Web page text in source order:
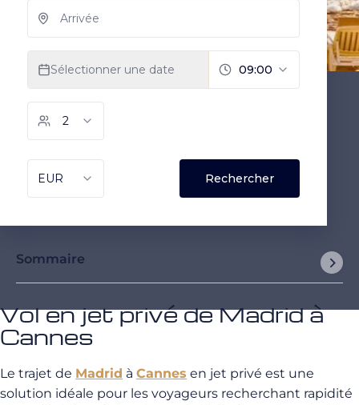
Sommaire
Vol en jet privé de Madrid à
Cannes
Le trajet de Madrid à Cannes en jet privé est une
solution idéale pour les voyageurs recherchant rapidité